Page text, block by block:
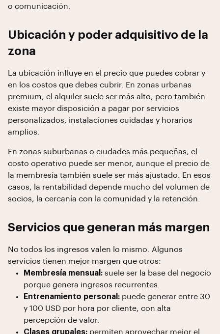
o comunicación.
Ubicación y poder adquisitivo de la
zona
La ubicación influye en el precio que puedes cobrar y
en los costos que debes cubrir. En zonas urbanas
premium, el alquiler suele ser más alto, pero también
existe mayor disposición a pagar por servicios
personalizados, instalaciones cuidadas y horarios
amplios.
En zonas suburbanas o ciudades más pequeñas, el
costo operativo puede ser menor, aunque el precio de
la membresía también suele ser más ajustado. En esos
casos, la rentabilidad depende mucho del volumen de
socios, la cercanía con la comunidad y la retención.
Servicios que generan más margen
No todos los ingresos valen lo mismo. Algunos
servicios tienen mejor margen que otros:
Membresía mensual: suele ser la base del negocio
porque genera ingresos recurrentes.
Entrenamiento personal: puede generar entre 30
y 100 USD por hora por cliente, con alta
percepción de valor.
Clases grupales: permiten aprovechar mejor el